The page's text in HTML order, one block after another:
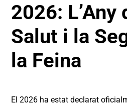
2026: L’Any
Salut i la
la Feina
El 2026 ha estat declarat